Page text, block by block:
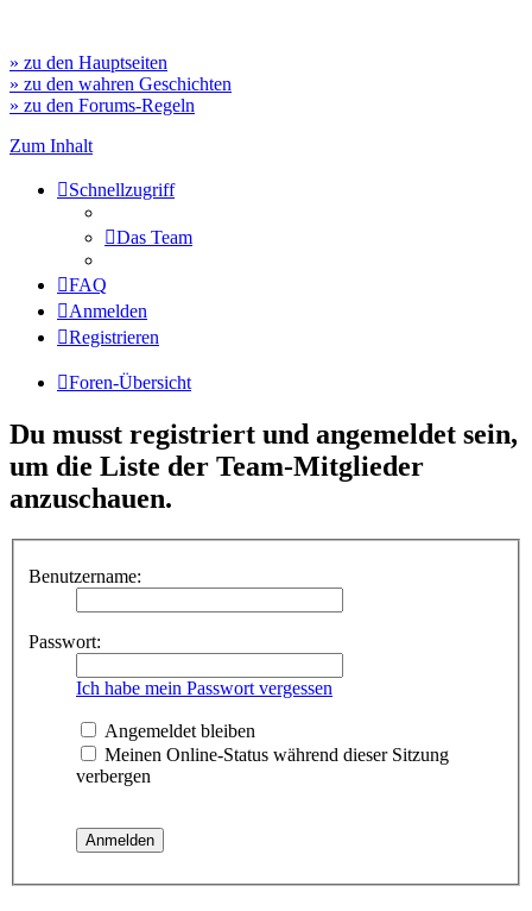
» zu den Hauptseiten
» zu den wahren Geschichten
» zu den Forums-Regeln
Zum Inhalt
Schnellzugriff
Das Team
FAQ
Anmelden
Registrieren
Foren-Übersicht
Du musst registriert und angemeldet sein,
um die Liste der Team-Mitglieder
anzuschauen.
Benutzername:
Passwort:
Ich habe mein Passwort vergessen
Angemeldet bleiben
Meinen Online-Status während dieser Sitzung
verbergen